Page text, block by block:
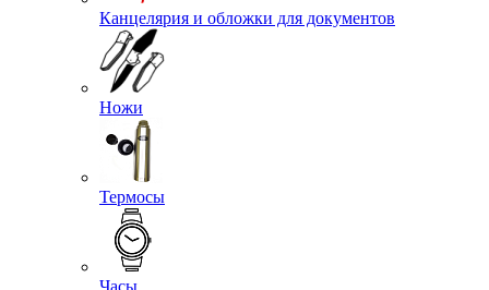
Канцелярия и обложки для документов
Ножи
Термосы
Часы